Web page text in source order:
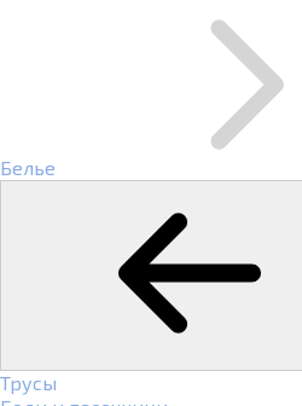
Белье
Трусы